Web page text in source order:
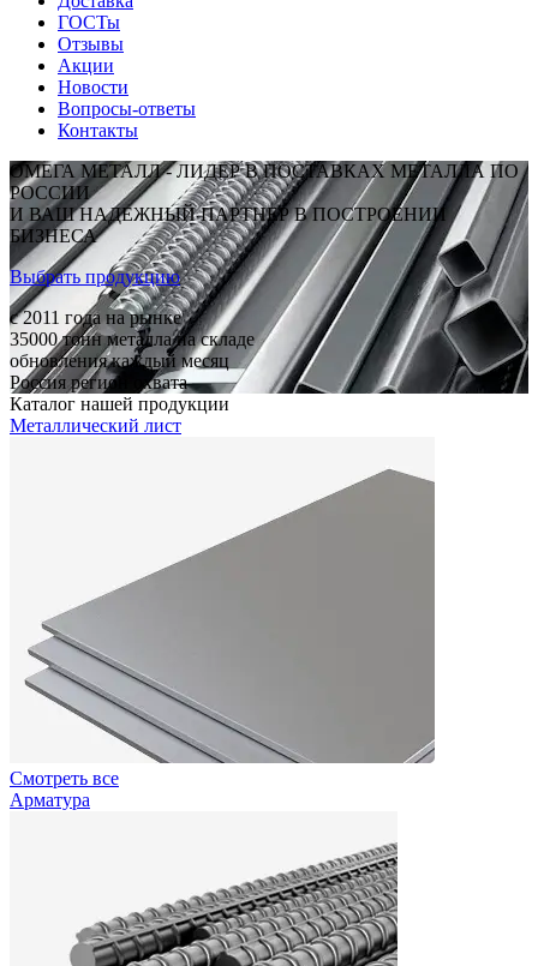
ГОСТы
Отзывы
Акции
Новости
Вопросы-ответы
Контакты
ОМЕГА МЕТАЛЛ - ЛИДЕР В ПОСТАВКАХ МЕТАЛЛА ПО
РОССИИ
И ВАШ НАДЕЖНЫЙ ПАРТНЕР В ПОСТРОЕНИИ
БИЗНЕСА
Выбрать продукцию
c 2011 года на рынке
35000 тонн металла на складе
обновления каждый месяц
Россия регион охвата
Каталог нашей продукции
Металлический лист
Смотреть все
Арматура